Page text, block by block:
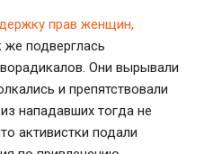
прав женщин,
же подверглась
Они вырывали
и препятствовали
нападавших тогда не
активистки подали